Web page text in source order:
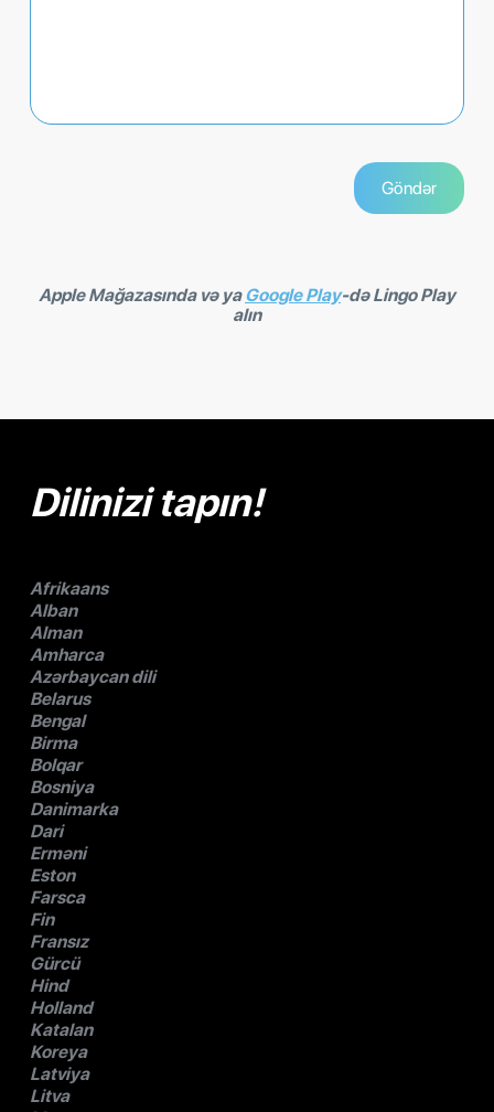
Apple Mağazasında və yaGoogle Play-də Lingo Play
alın
Dilinizi tapın!
Afrikaans
Alban
Alman
Amharca
Azərbaycan dili
Belarus
Bengal
Birma
Bolqar
Bosniya
Danimarka
Dari
Erməni
Eston
Farsca
Fin
Fransız
Gürcü
Hind
Holland
Katalan
Koreya
Latviya
Litva